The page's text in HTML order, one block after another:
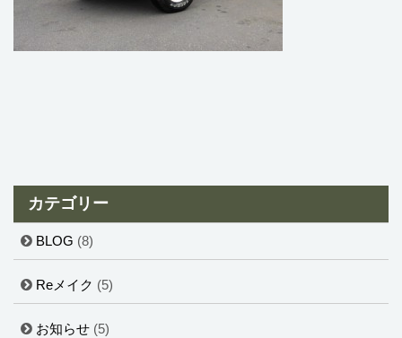
カテゴリー
BLOG (8)
Reメイク (5)
お知らせ (5)